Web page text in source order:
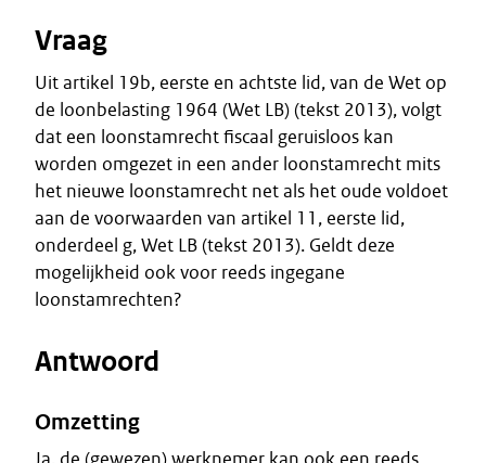
Vraag
Uit artikel 19b, eerste en achtste lid, van de Wet op
de loonbelasting 1964 (Wet LB) (tekst 2013), volgt
dat een loonstamrecht fiscaal geruisloos kan
worden omgezet in een ander loonstamrecht mits
het nieuwe loonstamrecht net als het oude voldoet
aan de voorwaarden van artikel 11, eerste lid,
onderdeel g, Wet LB (tekst 2013). Geldt deze
mogelijkheid ook voor reeds ingegane
loonstamrechten?
Antwoord
Omzetting